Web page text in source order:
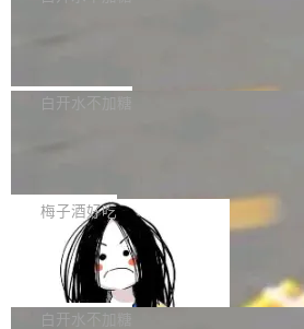
获配9...
题，该问题可能导致在旧版 Linux 内核...
P）！这一里程碑不仅标志着 Fluss 迈入
长期停止内容更新，未能实现其作为“AI版
提交的编辑请求也长期处于待处理状态。
pedia 于去年底上线，定位为由人工智能
容的百科平台，被马斯克视为传统众包百
维基百科的替代方案。Lawfare 调查发现
热门页面还是低关注度页面，均未出现近
白开水不加糖
是这样的：配 MessageSource 的 Bean
声明 LocaleResolver、注册
erceptor…五六步之后才能看到第一行翻
本。 Solon 换了个方式。整个 i18n 模块
梅子酒好吃
Apache Doris 4.1 全面增强 Iceberg：
支持 UPDATE、MERGE INTO 与
erg V3
Apache Doris 4.1 要补齐的，正是缺失
半。在已有查询能力的基础上，Doris 进
白开水不加糖